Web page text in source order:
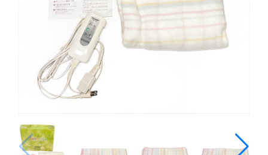
イヤホン・ヘッドフォン
照明関連
加湿器・ディフューザー
アイロン・スチーマー
カメラ関連